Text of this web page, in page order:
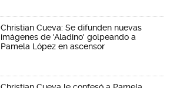
Christian Cueva: Se difunden nuevas
imágenes de 'Aladino' golpeando a
Pamela López en ascensor